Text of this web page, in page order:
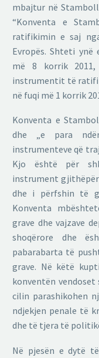
mbajtur në
“Konventa e
ratifikimin e saj
Evropës. Shteti
më 8 korrik
instrumentit të
në fuqi më 1 korrik
Konventa e
dhe „e para
instrumenteve që
Kjo është për
instrument
dhe i përfshin të
Konventa
grave dhe vajzave
shoqërore dhe
pabarabarta të
grave. Në këtë
konventën
cilin parashikohen
ndjekjen penale të
dhe të tjera të
Në pjesën e dytë